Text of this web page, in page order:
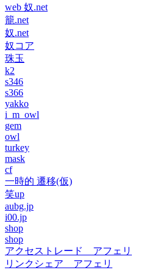
web 奴.net
籠.net
奴.net
奴コア
珠玉
k2
s346
s366
yakko
i_m_owl
gem
owl
turkey
mask
cf
一時的 遷移(仮)
笑up
aubg.jp
i00.jp
shop
shop
アクセストレード アフェリ
リンクシェア アフェリ